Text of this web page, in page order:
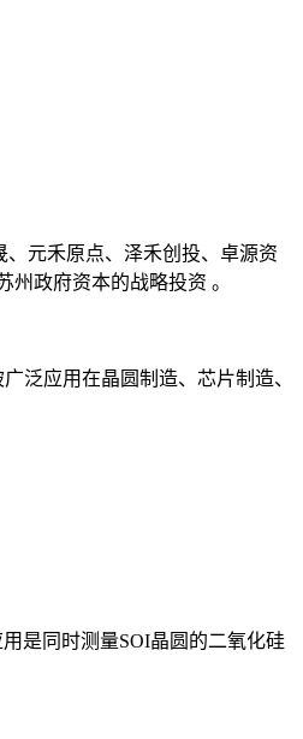
元禾原点、泽禾创投、卓源资
政府资本的战略投资 。
泛应用在晶圆制造、芯片制造、
是同时测量SOI晶圆的二氧化硅